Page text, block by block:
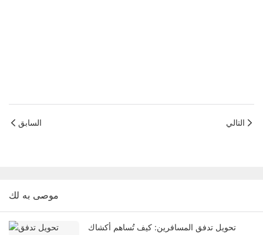
السابق التالي
موصى به لك
تحويل تدفق المسافرين: كيف تُساهم أكشاك